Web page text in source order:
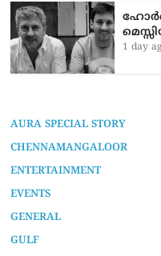
1 day
AURA SPECIAL STORY
CHENNAMANGALOOR
ENTERTAINMENT
EVENTS
GENERAL
GULF